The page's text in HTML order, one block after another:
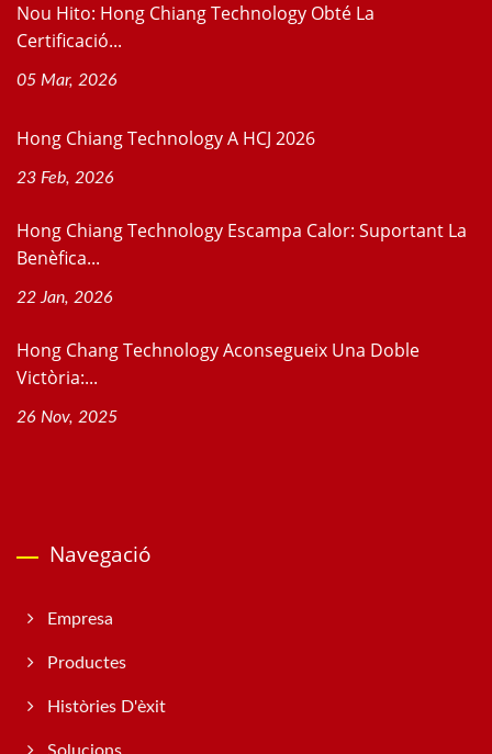
Nou Hito: Hong Chiang Technology Obté La
Certificació...
05 Mar, 2026
Hong Chiang Technology A HCJ 2026
23 Feb, 2026
Hong Chiang Technology Escampa Calor: Suportant La
Benèfica...
22 Jan, 2026
Hong Chang Technology Aconsegueix Una Doble
Victòria:...
26 Nov, 2025
Navegació
Empresa
Productes
Històries D'èxit